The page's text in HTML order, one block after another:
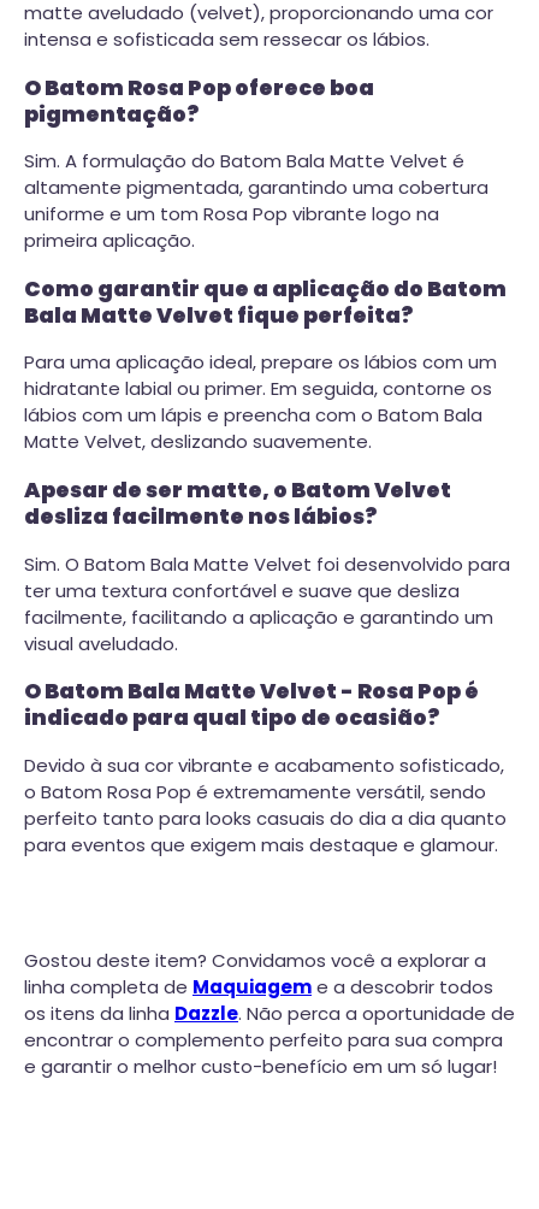
matte aveludado (velvet), proporcionando uma cor
intensa e sofisticada sem ressecar os lábios.
O Batom Rosa Pop oferece boa
pigmentação?
Sim. A formulação do Batom Bala Matte Velvet é
altamente pigmentada, garantindo uma cobertura
uniforme e um tom Rosa Pop vibrante logo na
primeira aplicação.
Como garantir que a aplicação do Batom
Bala Matte Velvet fique perfeita?
Para uma aplicação ideal, prepare os lábios com um
hidratante labial ou primer. Em seguida, contorne os
lábios com um lápis e preencha com o Batom Bala
Matte Velvet, deslizando suavemente.
Apesar de ser matte, o Batom Velvet
desliza facilmente nos lábios?
Sim. O Batom Bala Matte Velvet foi desenvolvido para
ter uma textura confortável e suave que desliza
facilmente, facilitando a aplicação e garantindo um
visual aveludado.
O Batom Bala Matte Velvet - Rosa Pop é
indicado para qual tipo de ocasião?
Devido à sua cor vibrante e acabamento sofisticado,
o Batom Rosa Pop é extremamente versátil, sendo
perfeito tanto para looks casuais do dia a dia quanto
para eventos que exigem mais destaque e glamour.
Gostou deste item? Convidamos você a explorar a
linha completa de Maquiageme a descobrir todos
os itens da linha Dazzle. Não perca a oportunidade de
encontrar o complemento perfeito para sua compra
e garantir o melhor custo-benefício em um só lugar!